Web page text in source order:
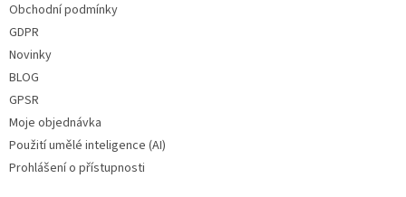
Obchodní podmínky
GDPR
Novinky
BLOG
GPSR
Moje objednávka
Použití umělé inteligence (AI)
Prohlášení o přístupnosti